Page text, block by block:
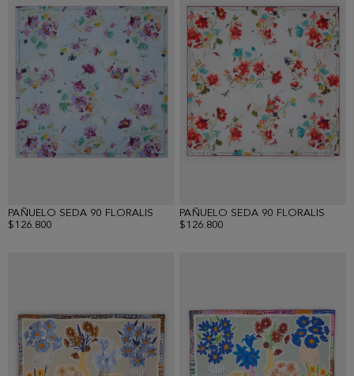
PAÑUELO SEDA 90 FLORALIS
$126.800
PAÑUELO SEDA 90 FLORALIS
$126.800